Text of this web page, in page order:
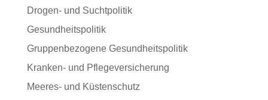
Drogen- und Suchtpolitik
Gesundheitspolitik
Gruppenbezogene Gesundheitspolitik
Kranken- und Pflegeversicherung
Meeres- und Küstenschutz